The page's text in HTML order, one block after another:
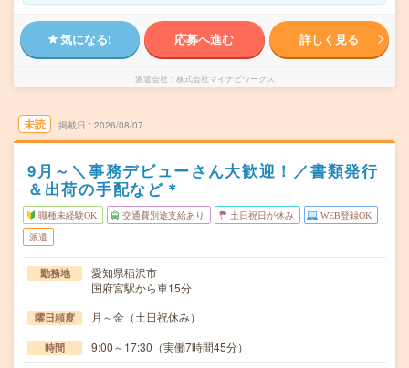
気になる! 応募へ進む 詳しく見る
派遣会社 株式会社マイナビワークス
未読 掲載日 2026/08/07
9月～＼事務デビューさん大歓迎！／書類発行
＆出荷の手配など＊
職種未経験OK 交通費別途支給あり 土日祝日が休み WEB登録OK
派遣
勤務地
愛知県稲沢市
国府宮駅から車15分
曜日頻度 月～金（土日祝休み）
時間 9:00～17:30（実働7時間45分）